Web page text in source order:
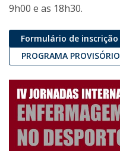
9h00 e as 18h30.
Formulário de inscrição
PROGRAMA PROVISÓRIO